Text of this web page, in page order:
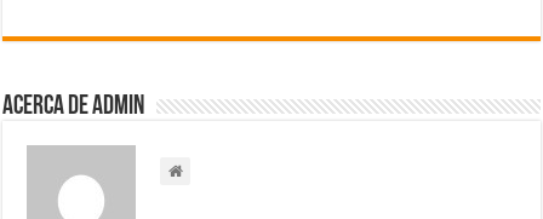
Acerca de admin